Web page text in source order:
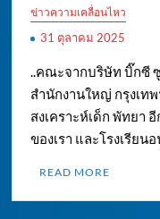
ข่าวความเคลื่อนไหว
31 ตุลาคม 2025
..คณะจากบริษัท บิ๊กซี
สำนักงานใหญ่ กรุงเท
สงเคราะห์เด็ก พัทยา
ของเรา และโรงเรีย
READ MORE